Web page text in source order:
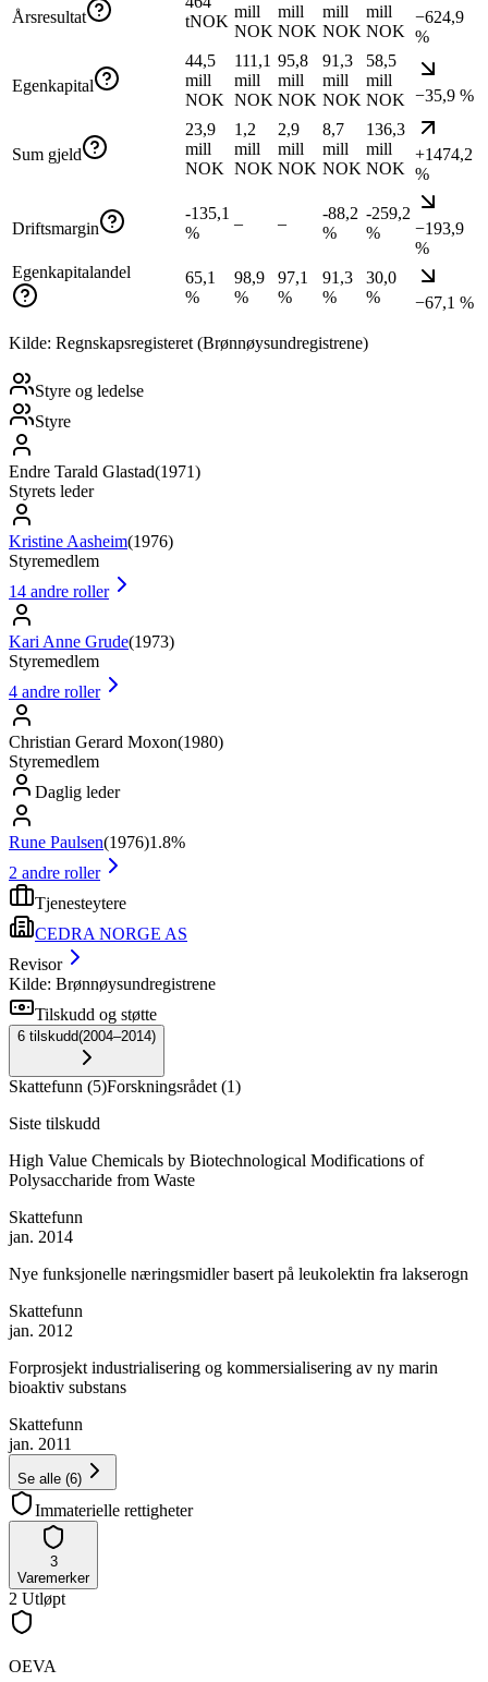
Årsresultat
tNOK
mill
NOK
mill
NOK
mill
NOK
mill
NOK
−624,9
%
Egenkapital
44,5
mill
NOK
111,1
mill
NOK
95,8
mill
NOK
91,3
mill
NOK
58,5
mill
NOK −35,9 %
Sum gjeld
23,9
mill
NOK
1,2
mill
NOK
2,9
mill
NOK
8,7
mill
NOK
136,3
mill
NOK
+1474,2
%
Driftsmargin
-135,1
%
– –
-88,2
%
-259,2
%
−193,9
%
Egenkapitalandel
65,1
%
98,9
%
97,1
%
91,3
%
30,0
%
−67,1 %
Kilde: Regnskapsregisteret (Brønnøysundregistrene)
Styre og ledelse
Styre
Endre Tarald Glastad(1971)
Styrets leder
Kristine Aasheim(1976)
Styremedlem
14 andre roller
Kari Anne Grude(1973)
Styremedlem
4 andre roller
Christian Gerard Moxon(1980)
Styremedlem
Daglig leder
Rune Paulsen(1976)1.8%
2 andre roller
Tjenesteytere
CEDRA NORGE AS
Revisor
Kilde: Brønnøysundregistrene
Tilskudd og støtte
6 tilskudd(2004–2014)
Skattefunn (5)Forskningsrådet (1)
Siste tilskudd
High Value Chemicals by Biotechnological Modifications of
Polysaccharide from Waste
Skattefunn
jan. 2014
Nye funksjonelle næringsmidler basert på leukolektin fra lakserogn
Skattefunn
jan. 2012
Forprosjekt industrialisering og kommersialisering av ny marin
bioaktiv substans
Skattefunn
jan. 2011
Se alle (6)
Immaterielle rettigheter
3
Varemerker
2 Utløpt
OEVA